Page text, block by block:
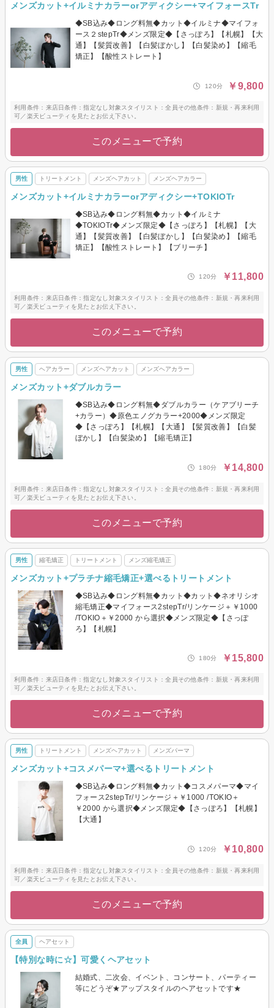
メンズカット+イルミナカラーorアディクシー+マイフォースTr
◆SB込み◆ロング料無◆カット◆イルミナ◆マイフォ
ース２stepTr◆メンズ限定◆【さっぽろ】【札幌】【大
通】【髪質改善】【白髪ぼかし】【白髪染め】【縮毛
矯正】【酸性ストレート】
120分 ￥9,800
利用条件：来店日条件：指定なし対象スタイリスト：全員その他条件：新規・再来利用
可／楽天ビューティを見たとお伝え下さい。
このメニューで予約
男性 トリートメント メンズヘアカット メンズヘアカラー
メンズカット+イルミナカラーorアディクシー+TOKIOTr
◆SB込み◆ロング料無◆カット◆イルミナ
◆TOKIOTr◆メンズ限定◆【さっぽろ】【札幌】【大
通】【髪質改善】【白髪ぼかし】【白髪染め】【縮毛
矯正】【酸性ストレート】【ブリーチ】
120分 ￥11,800
利用条件：来店日条件：指定なし対象スタイリスト：全員その他条件：新規・再来利用
可／楽天ビューティを見たとお伝え下さい。
このメニューで予約
男性 ヘアカラー メンズヘアカット メンズヘアカラー
メンズカット+ダブルカラー
◆SB込み◆ロング料無◆ダブルカラー（ケアブリーチ
+カラー）◆原色エノグカラー+2000◆メンズ限定
◆【さっぽろ】【札幌】【大通】【髪質改善】【白髪
ぼかし】【白髪染め】【縮毛矯正】
180分 ￥14,800
利用条件：来店日条件：指定なし対象スタイリスト：全員その他条件：新規・再来利用
可／楽天ビューティを見たとお伝え下さい。
このメニューで予約
男性 縮毛矯正 トリートメント メンズ縮毛矯正
メンズカット+プラチナ縮毛矯正+選べるトリートメント
◆SB込み◆ロング料無◆カット◆カット◆ネオリシオ
縮毛矯正◆マイフォース2stepTr/リンケージ＋￥1000
/TOKIO＋￥2000 から選択◆メンズ限定◆【さっぽ
ろ】【札幌】
180分 ￥15,800
利用条件：来店日条件：指定なし対象スタイリスト：全員その他条件：新規・再来利用
可／楽天ビューティを見たとお伝え下さい。
このメニューで予約
男性 トリートメント メンズヘアカット メンズパーマ
メンズカット+コスメパーマ+選べるトリートメント
◆SB込み◆ロング料無◆カット◆コスメパーマ◆マイ
フォース2stepTr/リンケージ＋￥1000 /TOKIO＋
￥2000 から選択◆メンズ限定◆【さっぽろ】【札幌】
【大通】
120分 ￥10,800
利用条件：来店日条件：指定なし対象スタイリスト：全員その他条件：新規・再来利用
可／楽天ビューティを見たとお伝え下さい。
このメニューで予約
全員 ヘアセット
【特別な時に☆】可愛くヘアセット
結婚式、二次会、イベント、コンサート、パーティー
等にどうぞ★アップスタイルのヘアセットです★